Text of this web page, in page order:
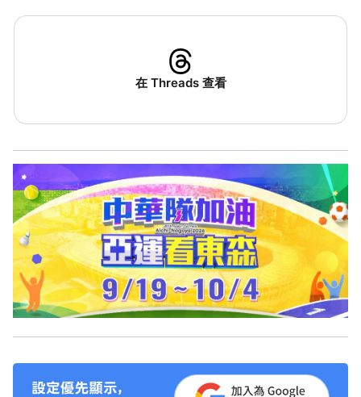
在 Threads 查看